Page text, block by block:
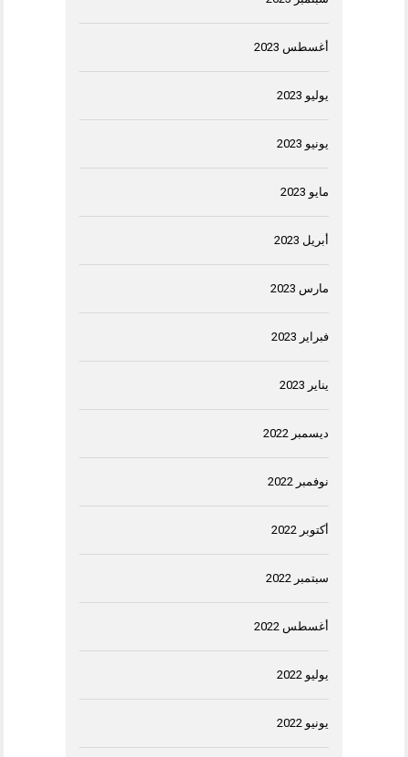
أغسطس 2023
يوليو 2023
يونيو 2023
مايو 2023
أبريل 2023
مارس 2023
فبراير 2023
يناير 2023
ديسمبر 2022
نوفمبر 2022
أكتوبر 2022
سبتمبر 2022
أغسطس 2022
يوليو 2022
يونيو 2022